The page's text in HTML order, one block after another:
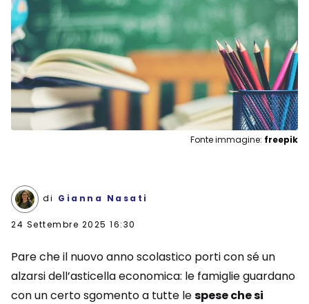
Fonte immagine: freepik
di Gianna Nasati
24 Settembre 2025 16:30
Pare che il nuovo anno scolastico porti con sé un
alzarsi dell’asticella economica: le famiglie guardano
con un certo sgomento a tutte lespese che si